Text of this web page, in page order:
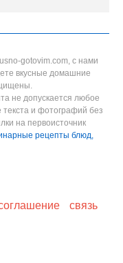
gotovim.com, с нами
вкусные домашние
не допускается любое
текста и фотографий без
на первоисточник
рецепты блюд,
связь